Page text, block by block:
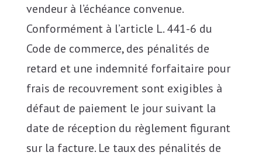
vendeur à l’échéance convenue.
Conformément à l’article L. 441-6 du
Code de commerce, des pénalités de
retard et une indemnité forfaitaire pour
frais de recouvrement sont exigibles à
défaut de paiement le jour suivant la
date de réception du règlement figurant
sur la facture. Le taux des pénalités de